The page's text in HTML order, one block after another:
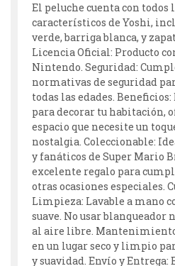
El peluche cuenta con todos
característicos de Yoshi,
verde, barriga blanca, y
Licencia Oficial: Producto
Nintendo. Seguridad:
normativas de seguridad
todas las edades.
para decorar tu habitación,
espacio que necesite un
nostalgia. Coleccionable:
y fanáticos de Super Mario
excelente regalo para
otras ocasiones especiales.
Limpieza: Lavable a mano
suave. No usar blanqueador
al aire libre.
en un lugar seco y limpio
y suavidad. Envío y Entrega: